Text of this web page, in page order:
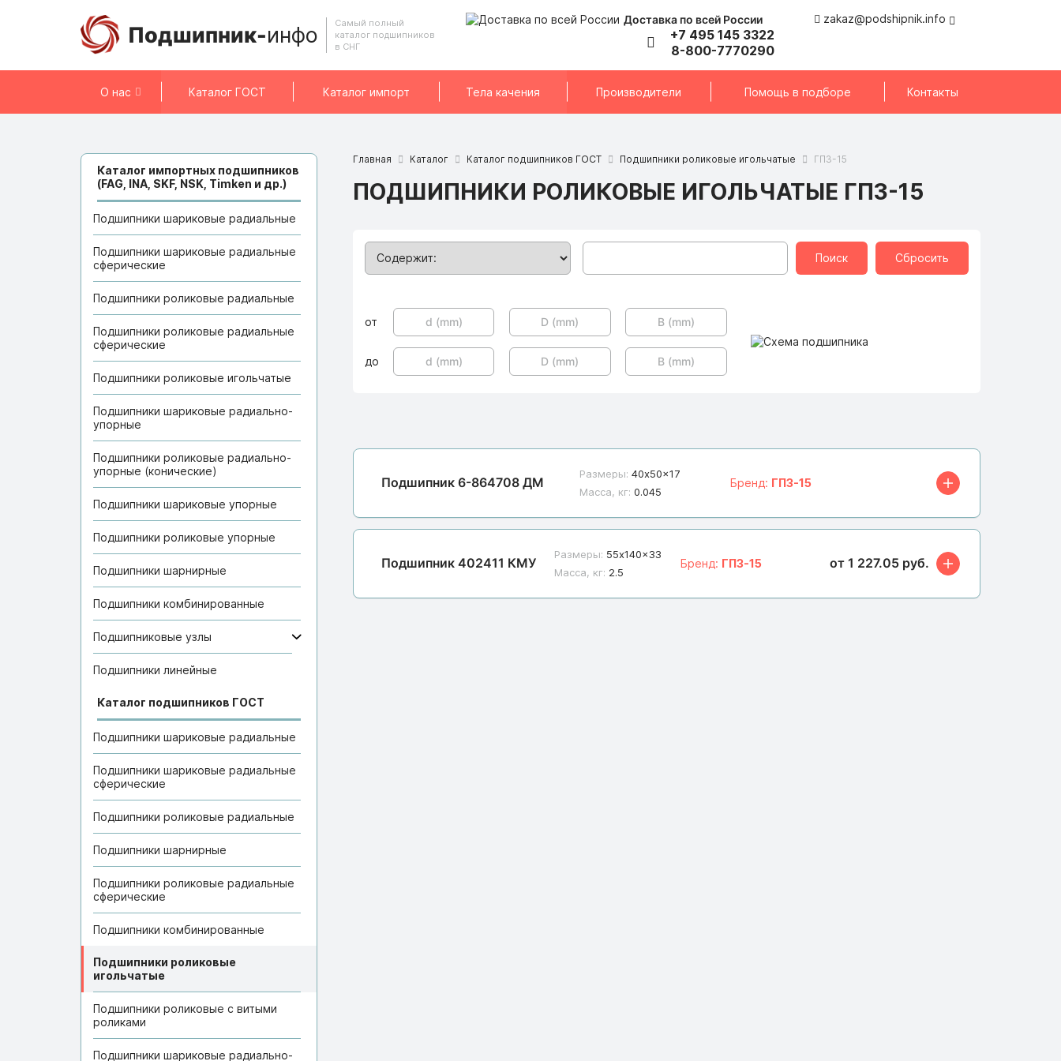
Подшипник-инфо
Самый полный
каталог подшипников
в СНГ
Доставка по всей России zakaz@podshipnik.info
+7 495 145 3322
8-800-7770290
О нас Каталог ГОСТ Каталог импорт Тела качения Производители Помощь в подборе Контакты
Каталог импортных подшипников
(FAG, INA, SKF, NSK, Timken и др.)
Подшипники шариковые радиальные
Подшипники шариковые радиальные
сферические
Подшипники роликовые радиальные
Подшипники роликовые радиальные
сферические
Подшипники роликовые игольчатые
Подшипники шариковые радиально-
упорные
Подшипники роликовые радиально-
упорные (конические)
Подшипники шариковые упорные
Подшипники роликовые упорные
Подшипники шарнирные
Подшипники комбинированные
Подшипниковые узлы
Подшипники линейные
Каталог подшипников ГОСТ
Подшипники шариковые радиальные
Подшипники шариковые радиальные
сферические
Подшипники роликовые радиальные
Подшипники шарнирные
Подшипники роликовые радиальные
сферические
Подшипники комбинированные
Подшипники роликовые
игольчатые
Подшипники роликовые с витыми
роликами
Подшипники шариковые радиально-
Главная Каталог Каталог подшипников ГОСТ Подшипники роликовые игольчатые ГПЗ-15
ПОДШИПНИКИ РОЛИКОВЫЕ ИГОЛЬЧАТЫЕ ГПЗ-15
Поиск Сбросить
от
до
Подшипник 6-864708 ДМ
Размеры: 40x50x17
Масса, кг: 0.045
Бренд: ГПЗ-15
Подшипник 402411 КМУ
Размеры: 55x140x33
Масса, кг: 2.5
Бренд: ГПЗ-15 от 1 227.05 руб.